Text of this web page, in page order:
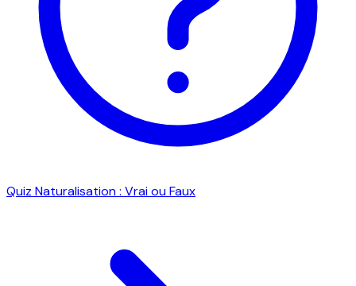
Quiz Naturalisation : Vrai ou Faux